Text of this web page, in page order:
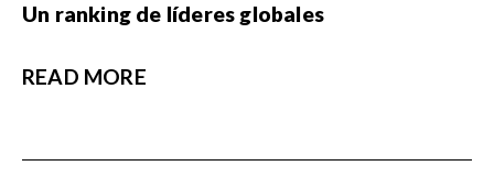
Un ranking de líderes globales
READ MORE